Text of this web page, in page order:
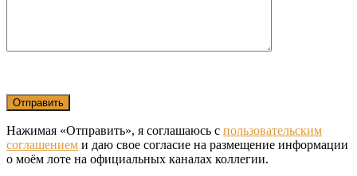
Нажимая «Отправить», я соглашаюсь с пользовательским
соглашением и даю свое согласие на размещение информации
о моём лоте на официальных каналах коллегии.